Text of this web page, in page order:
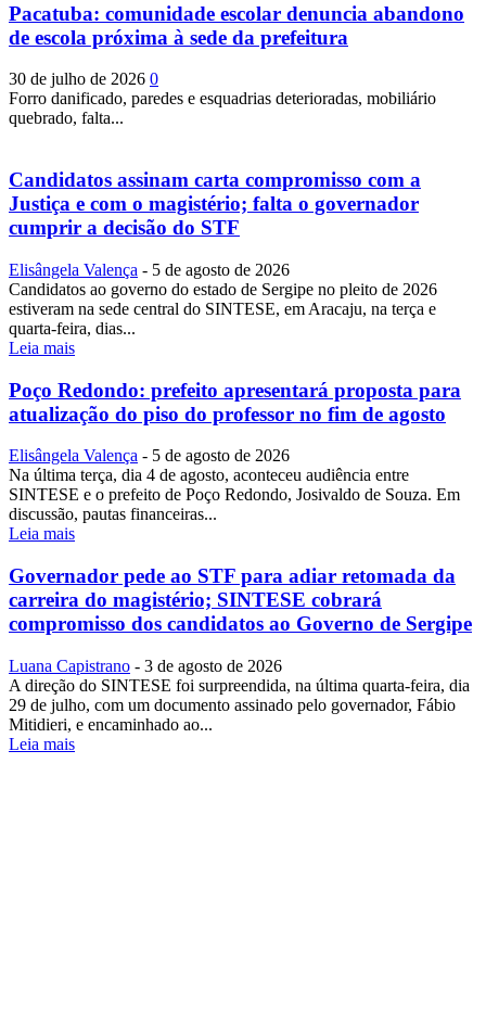
Pacatuba: comunidade escolar denuncia abandono
de escola próxima à sede da prefeitura
30 de julho de 2026 0
Forro danificado, paredes e esquadrias deterioradas, mobiliário
quebrado, falta...
Candidatos assinam carta compromisso com a
Justiça e com o magistério; falta o governador
cumprir a decisão do STF
Elisângela Valença - 5 de agosto de 2026
Candidatos ao governo do estado de Sergipe no pleito de 2026
estiveram na sede central do SINTESE, em Aracaju, na terça e
quarta-feira, dias...
Leia mais
Poço Redondo: prefeito apresentará proposta para
atualização do piso do professor no fim de agosto
Elisângela Valença - 5 de agosto de 2026
Na última terça, dia 4 de agosto, aconteceu audiência entre
SINTESE e o prefeito de Poço Redondo, Josivaldo de Souza. Em
discussão, pautas financeiras...
Leia mais
Governador pede ao STF para adiar retomada da
carreira do magistério; SINTESE cobrará
compromisso dos candidatos ao Governo de Sergipe
Luana Capistrano - 3 de agosto de 2026
A direção do SINTESE foi surpreendida, na última quarta-feira, dia
29 de julho, com um documento assinado pelo governador, Fábio
Mitidieri, e encaminhado ao...
Leia mais